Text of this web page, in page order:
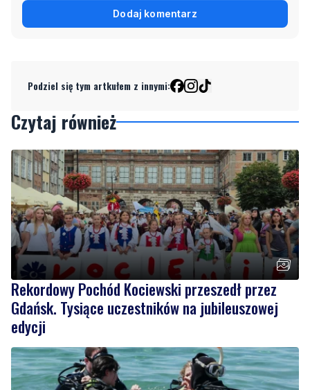
Dodaj komentarz
Podziel się tym artkułem z innymi:
Czytaj również
Rekordowy Pochód Kociewski przeszedł przez
Gdańsk. Tysiące uczestników na jubileuszowej
edycji